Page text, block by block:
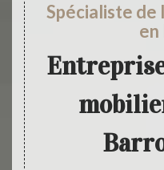
Spécialiste de
en